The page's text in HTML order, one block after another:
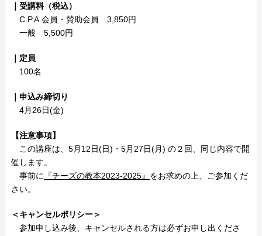
｜受講料（税込）
C.P.A.会員・賛助会員 3,850円
一般 5,500円
｜定員
100名
｜申込み締切り
4月26日(金)
【注意事項】
この講座は、5月12日(日)・5月27日(月) の２回、同じ内容で開
催します。
事前に 『チーズの教本2023-2025』 をお求めの上、ご参加くだ
さい。
＜キャンセルポリシー＞
参加申し込み後、キャンセルされる方は必ずお申し出くださ